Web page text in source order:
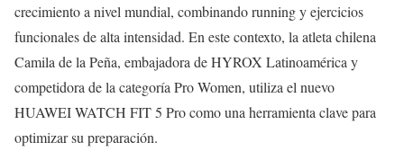
crecimiento a nivel mundial, combinando running y ejercicios
funcionales de alta intensidad. En este contexto, la atleta chilena
Camila de la Peña, embajadora de HYROX Latinoamérica y
competidora de la categoría Pro Women, utiliza el nuevo
HUAWEI WATCH FIT 5 Pro como una herramienta clave para
optimizar su preparación.